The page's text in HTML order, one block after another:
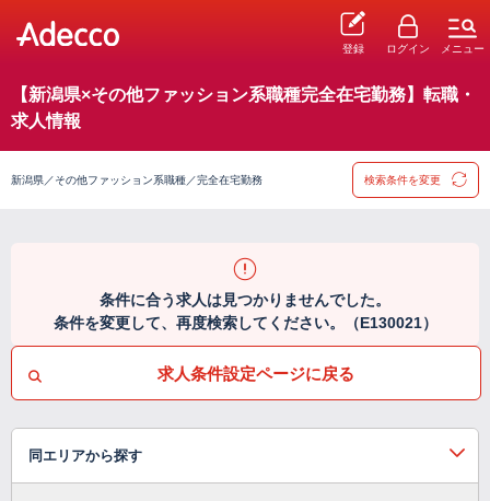
登録 ログイン メニュー
【新潟県×その他ファッション系職種完全在宅勤務】転職・
求人情報
新潟県／その他ファッション系職種／完全在宅勤務 検索条件を変更
条件に合う求人は見つかりませんでした。
条件を変更して、再度検索してください。（E130021）
求人条件設定ページに戻る
同エリアから探す